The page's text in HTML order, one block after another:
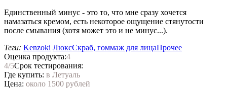
Единственный минус - это то, что мне сразу хочется
намазаться кремом, есть некоторое ощущение стянутости
после смывания (хотя может это и не минус...).
Теги: Kenzoki ЛюксСкраб, гоммаж для лицаПрочее
Оценка продукта:4
4/5Срок тестирования:
Где купить: в Летуаль
Цена: около 1500 рублей